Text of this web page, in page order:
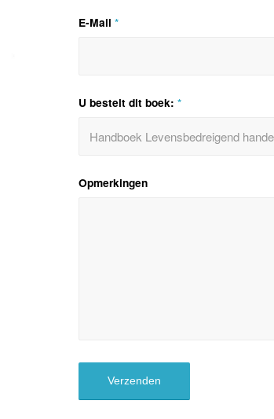
E-Mail*
U bestelt dit boek:*
Opmerkingen